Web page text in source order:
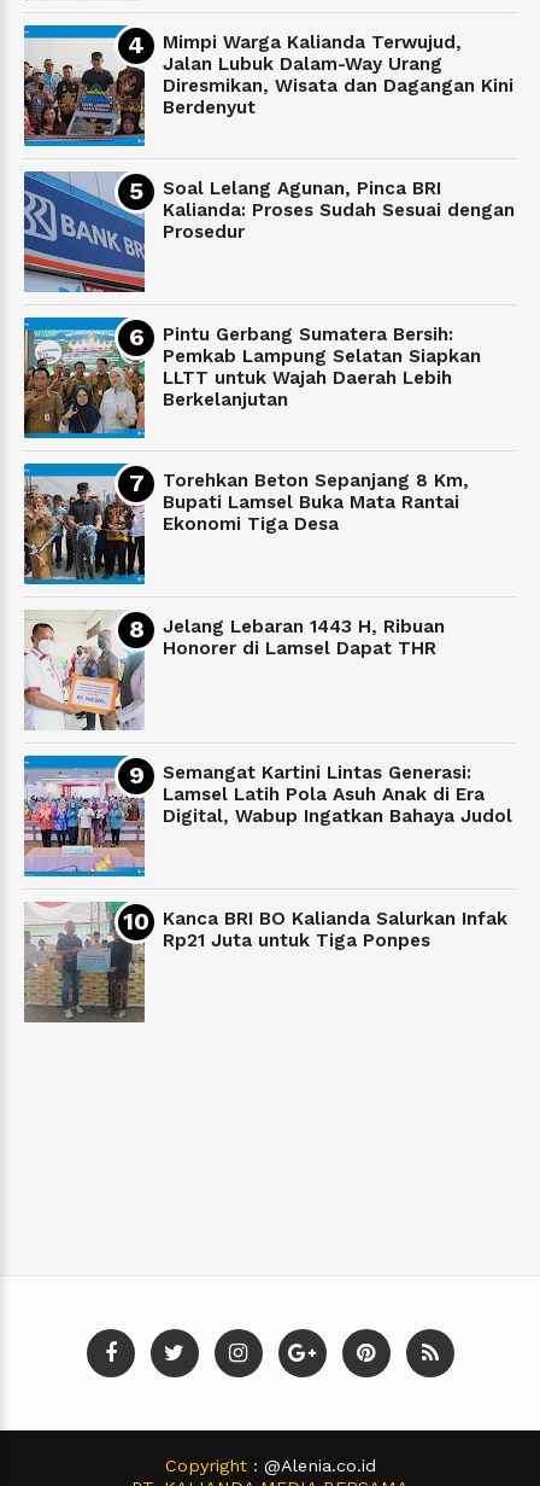
Mimpi Warga Kalianda Terwujud,
Jalan Lubuk Dalam-Way Urang
Diresmikan, Wisata dan Dagangan Kini
Berdenyut
Soal Lelang Agunan, Pinca BRI
Kalianda: Proses Sudah Sesuai dengan
Prosedur
Pintu Gerbang Sumatera Bersih:
Pemkab Lampung Selatan Siapkan
LLTT untuk Wajah Daerah Lebih
Berkelanjutan
Torehkan Beton Sepanjang 8 Km,
Bupati Lamsel Buka Mata Rantai
Ekonomi Tiga Desa
Jelang Lebaran 1443 H, Ribuan
Honorer di Lamsel Dapat THR
Semangat Kartini Lintas Generasi:
Lamsel Latih Pola Asuh Anak di Era
Digital, Wabup Ingatkan Bahaya Judol
Kanca BRI BO Kalianda Salurkan Infak
Rp21 Juta untuk Tiga Ponpes
Copyright: @Alenia.co.id